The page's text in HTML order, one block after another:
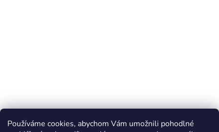
Používáme cookies, abychom Vám umožnili pohodlné